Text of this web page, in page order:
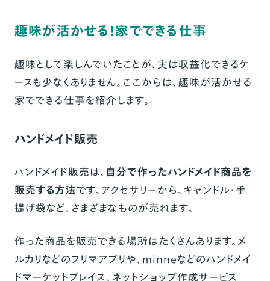
趣味が活かせる！家でできる仕事
趣味として楽しんでいたことが、実は収益化できるケ
ースも少なくありません。ここからは、趣味が活かせる
家でできる仕事を紹介します。
ハンドメイド販売
ハンドメイド販売は、 自分で作ったハンドメイド商品を
販売する方法です。アクセサリーから、キャンドル・手
提げ袋など、さまざまなものが売れます。
作った商品を販売できる場所はたくさんあります。メ
ルカリなどのフリマアプリや、minneなどのハンドメイ
ドマーケットプレイス、ネットショップ作成サービス